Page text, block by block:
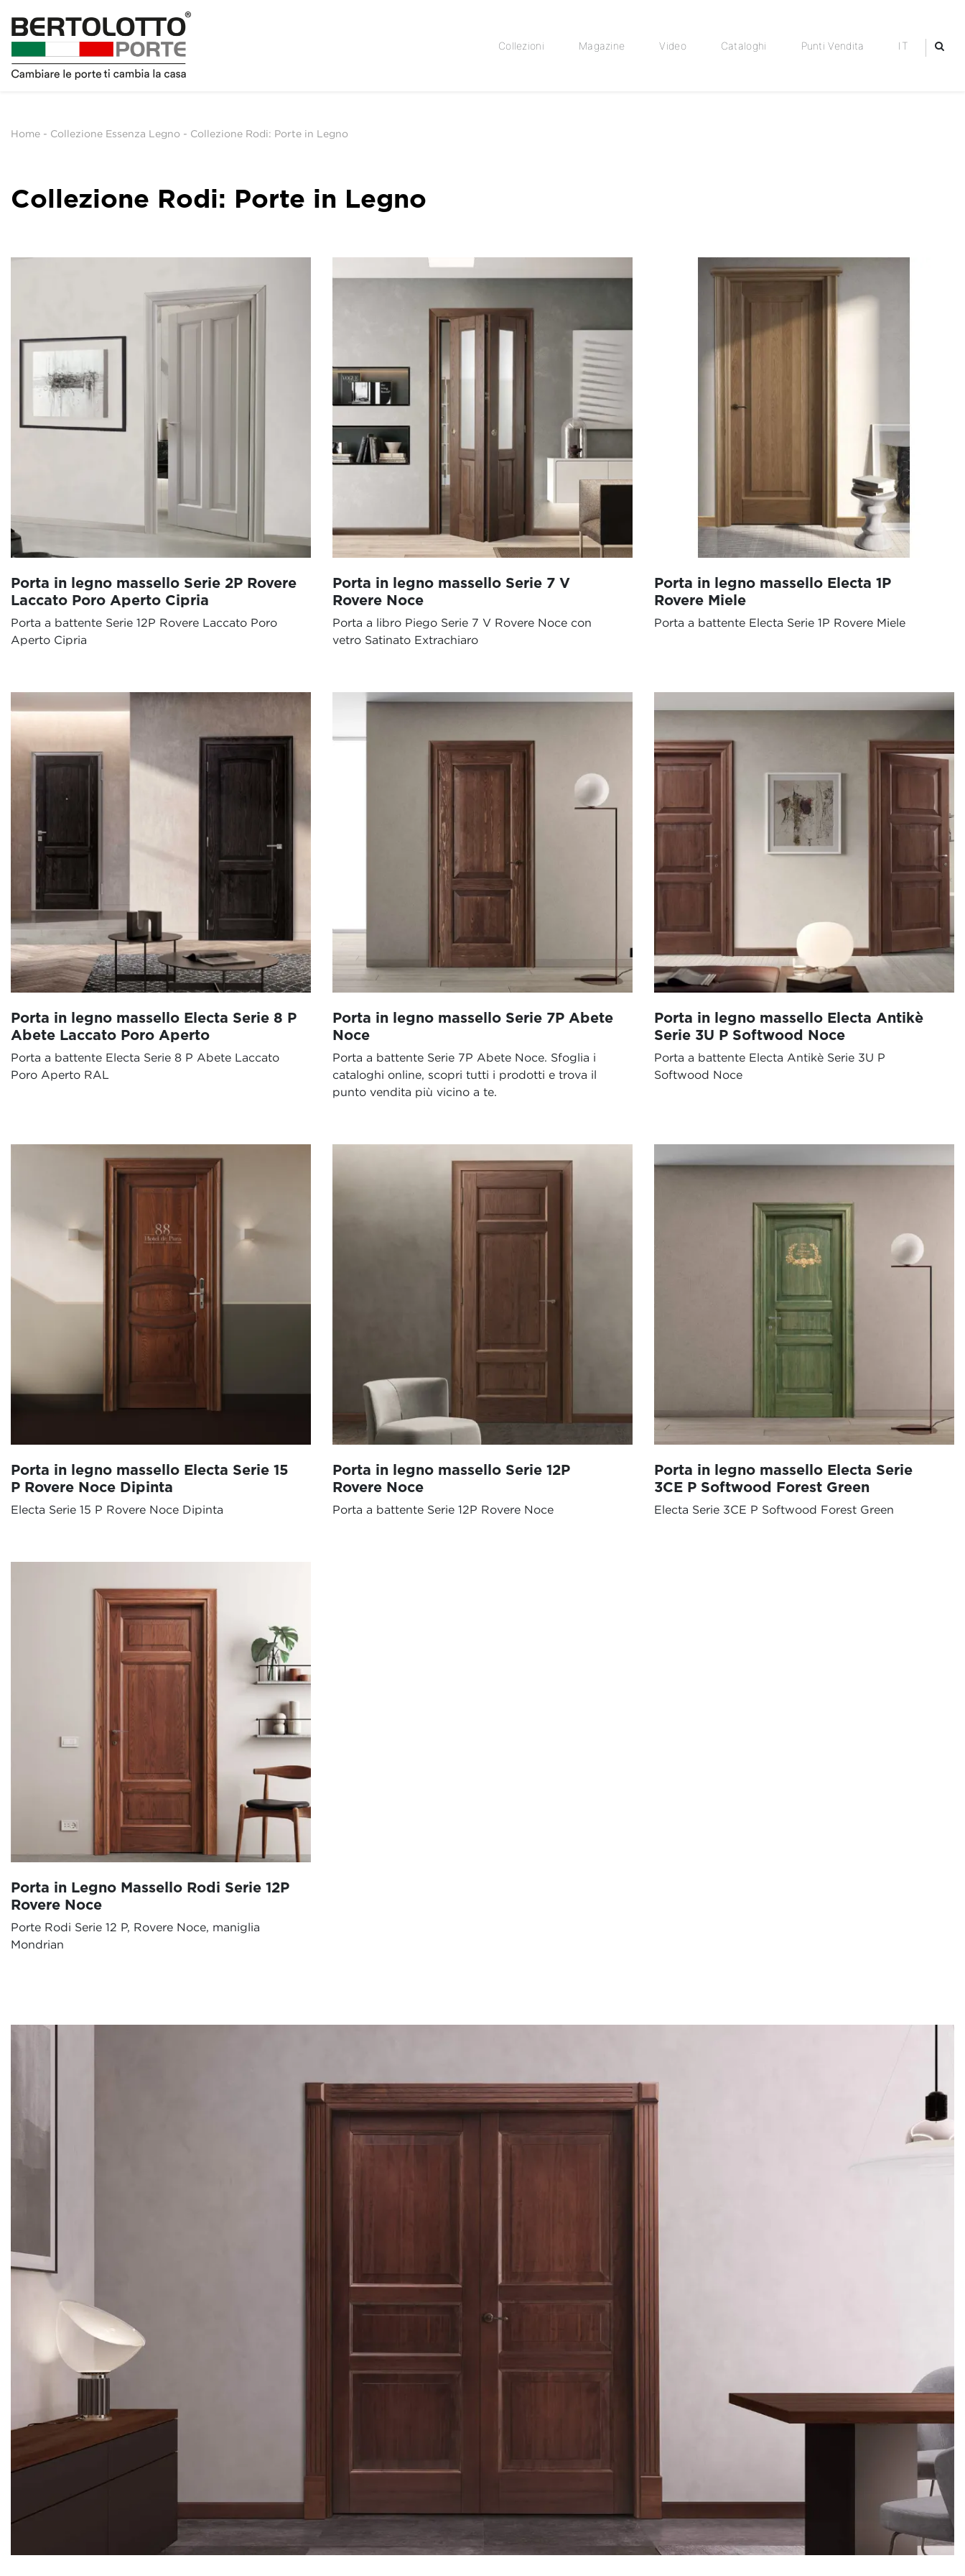
Collezioni Magazine Video Cataloghi Punti Vendita IT
Home - Collezione Essenza Legno - Collezione Rodi: Porte in Legno
Collezione Rodi: Porte in Legno
Porta in legno massello Serie 2P Rovere
Laccato Poro Aperto Cipria
Porta a battente Serie 12P Rovere Laccato Poro
Aperto Cipria
Porta in legno massello Serie 7 V
Rovere Noce
Porta a libro Piego Serie 7 V Rovere Noce con
vetro Satinato Extrachiaro
Porta in legno massello Electa 1P
Rovere Miele
Porta a battente Electa Serie 1P Rovere Miele
Porta in legno massello Electa Serie 8 P
Abete Laccato Poro Aperto
Porta a battente Electa Serie 8 P Abete Laccato
Poro Aperto RAL
Porta in legno massello Serie 7P Abete
Noce
Porta a battente Serie 7P Abete Noce. Sfoglia i
cataloghi online, scopri tutti i prodotti e trova il
punto vendita più vicino a te.
Porta in legno massello Electa Antikè
Serie 3U P Softwood Noce
Porta a battente Electa Antikè Serie 3U P
Softwood Noce
Porta in legno massello Electa Serie 15
P Rovere Noce Dipinta
Electa Serie 15 P Rovere Noce Dipinta
Porta in legno massello Serie 12P
Rovere Noce
Porta a battente Serie 12P Rovere Noce
Porta in legno massello Electa Serie
3CE P Softwood Forest Green
Electa Serie 3CE P Softwood Forest Green
Porta in Legno Massello Rodi Serie 12P
Rovere Noce
Porte Rodi Serie 12 P, Rovere Noce, maniglia
Mondrian